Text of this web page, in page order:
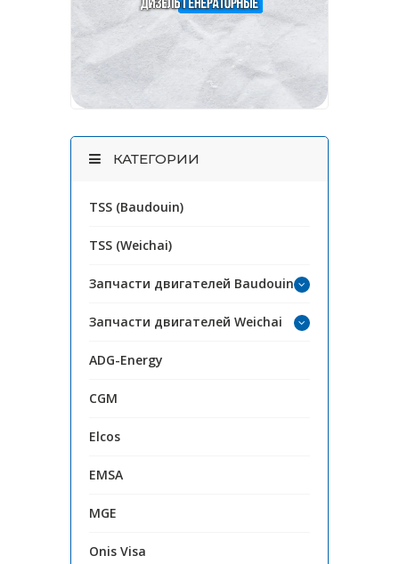
КАТЕГОРИИ
TSS (Baudouin)
TSS (Weichai)
Запчасти двигателей Baudouin
Запчасти двигателей Weichai
ADG-Energy
CGM
Elcos
EMSA
MGE
Onis Visa